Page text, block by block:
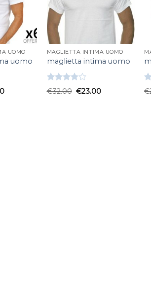
UOMO
uomo
MAGLIETTA INTIMA UOMO
maglietta intima uomo
Valutato
3.83su
€32.00 €23.00 €